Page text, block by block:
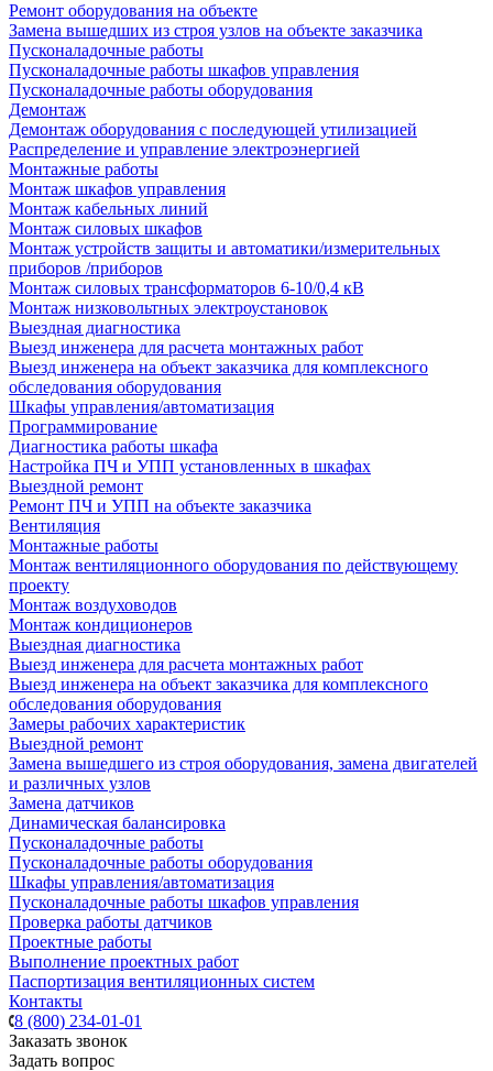
Ремонт оборудования на объекте
Замена вышедших из строя узлов на объекте заказчика
Пусконаладочные работы
Пусконаладочные работы шкафов управления
Пусконаладочные работы оборудования
Демонтаж
Демонтаж оборудования с последующей утилизацией
Распределение и управление электроэнергией
Монтажные работы
Монтаж шкафов управления
Монтаж кабельных линий
Монтаж силовых шкафов
Монтаж устройств защиты и автоматики/измерительных
приборов /приборов
Монтаж силовых трансформаторов 6-10/0,4 кВ
Монтаж низковольтных электроустановок
Выездная диагностика
Выезд инженера для расчета монтажных работ
Выезд инженера на объект заказчика для комплексного
обследования оборудования
Шкафы управления/автоматизация
Программирование
Диагностика работы шкафа
Настройка ПЧ и УПП установленных в шкафах
Выездной ремонт
Ремонт ПЧ и УПП на объекте заказчика
Вентиляция
Монтажные работы
Монтаж вентиляционного оборудования по действующему
проекту
Монтаж воздуховодов
Монтаж кондиционеров
Выездная диагностика
Выезд инженера для расчета монтажных работ
Выезд инженера на объект заказчика для комплексного
обследования оборудования
Замеры рабочих характеристик
Выездной ремонт
Замена вышедшего из строя оборудования, замена двигателей
и различных узлов
Замена датчиков
Динамическая балансировка
Пусконаладочные работы
Пусконаладочные работы оборудования
Шкафы управления/автоматизация
Пусконаладочные работы шкафов управления
Проверка работы датчиков
Проектные работы
Выполнение проектных работ
Паспортизация вентиляционных систем
Контакты
8 (800) 234-01-01
Заказать звонок
Задать вопрос